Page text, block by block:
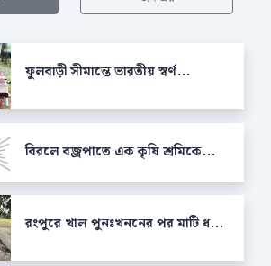
ফুলবাড়ী সীমান্তে ভারতীয় স্বর্ণ...
বিরলে বজ্রপাতে এক কৃষি শ্রমিকে...
রংপুরে খাল পুনঃখননের পর মাটি ধ...